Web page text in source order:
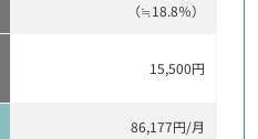
（≒18.8％）
15,500円
86,177円/月